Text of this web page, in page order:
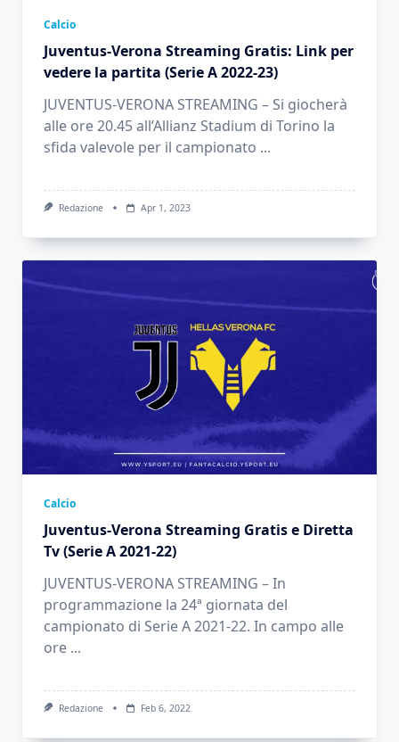
Calcio
Juventus-Verona Streaming Gratis: Link per
vedere la partita (Serie A 2022-23)
JUVENTUS-VERONA STREAMING – Si giocherà
alle ore 20.45 all’Allianz Stadium di Torino la
sfida valevole per il campionato ...
Redazione Apr 1, 2023
Calcio
Juventus-Verona Streaming Gratis e Diretta
Tv (Serie A 2021-22)
JUVENTUS-VERONA STREAMING – In
programmazione la 24ª giornata del
campionato di Serie A 2021-22. In campo alle
ore ...
Redazione Feb 6, 2022